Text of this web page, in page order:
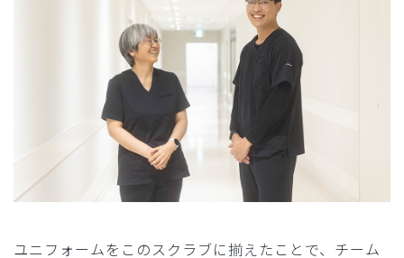
ユニフォームをこのスクラブに揃えたことで、チーム